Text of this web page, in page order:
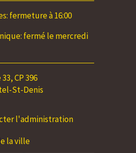
fermeture à 16:00
fermé le mercredi
CP 396
St-Denis
l'administration
la ville